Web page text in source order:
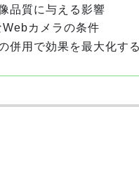
品質に与える影響
カメラの条件
併用で効果を最大化す